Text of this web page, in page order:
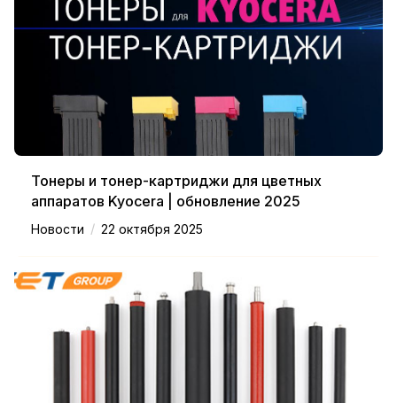
Тонеры и тонер-картриджи для цветных
аппаратов Kyocera | обновление 2025
Новости / 22 октября 2025